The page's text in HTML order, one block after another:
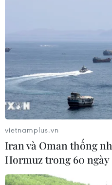
vietnamplus.vn
Iran và Oman thống
Hormuz trong 60 ngày